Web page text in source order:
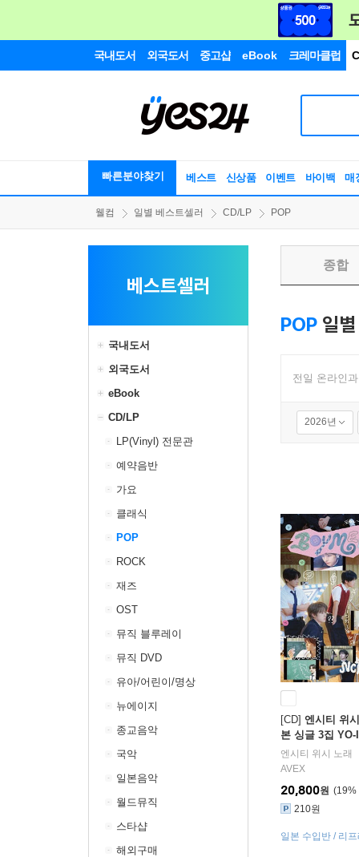
국내도서 외국도서 중고샵 eBook 크레마클럽
빠른분야찾기 베스트 신상품 이벤트 바이백 매
웰컴 일별 베스트셀러 CD/LP POP
베스트셀러
국내도서
외국도서
eBook
CD/LP
LP(Vinyl) 전문관
예약음반
가요
클래식
POP
ROCK
재즈
OST
뮤직 블루레이
뮤직 DVD
유아/어린이/명상
뉴에이지
종교음악
국악
일본음악
월드뮤직
스타샵
해외구매
종합
POP 일
전일 온라인
2026년
[CD] 엔시티 위
본 싱글 3집
TS GIRL [통상
L Ver.]
엔시티 위시
노래
AVEX
19%
20,800원
210원
일본 수입반 / 리